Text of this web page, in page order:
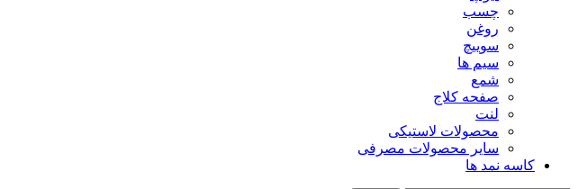
چسب
روغن
سوییچ
سیم ها
شمع
صفحه کلاج
لنت
محصولات لاستیکی
سایر محصولات مصرفی
کاسه نمد ها